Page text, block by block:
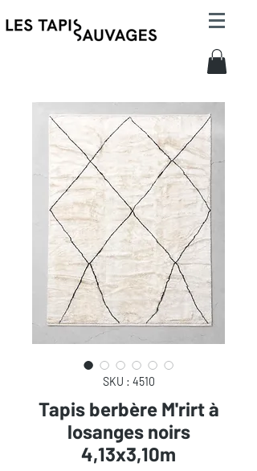
SKU : 4510
Tapis berbère M'rirt à
losanges noirs
4,13x3,10m